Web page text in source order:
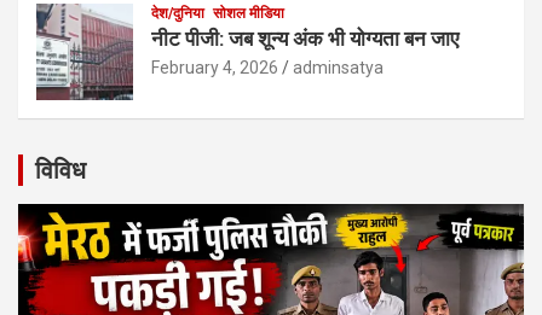
देश/दुनिया सोशल मीडिया
नीट पीजी: जब शून्य अंक भी योग्यता बन जाए
February 4, 2026 adminsatya
विविध